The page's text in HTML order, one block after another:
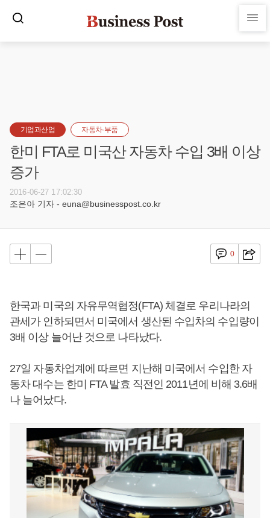
기업과산업 자동차·부품
한미 FTA로 미국산 자동차 수입 3배 이상
증가
2016-06-27 17:02:30
조은아 기자 - euna@businesspost.co.kr
0
한국과 미국의 자유무역협정(FTA) 체결로 우리나라의
관세가 인하되면서 미국에서 생산된 수입차의 수입량이
3배 이상 늘어난 것으로 나타났다.
27일 자동차업계에 따르면 지난해 미국에서 수입한 자
동차 대수는 한미 FTA 발효 직전인 2011년에 비해 3.6배
나 늘어났다.